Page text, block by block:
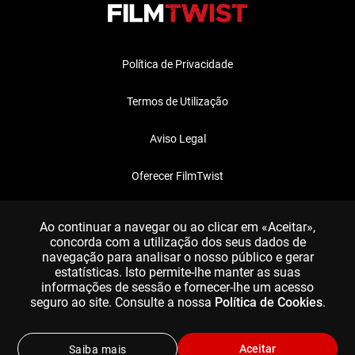
Política de Privacidade
Termos de Utilização
Aviso Legal
Oferecer FilmTwist
Ao continuar a navegar ou ao clicar em «Aceitar»,
concorda com a utilização dos seus dados de
navegação para analisar o nosso público e gerar
estatísticas. Isto permite-lhe manter as suas
informações de sessão e fornecer-lhe um acesso
seguro ao site. Consulte a nossa Política de Cookies.
Aceitar
Saiba mais